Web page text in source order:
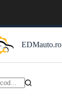
EDMauto.ro